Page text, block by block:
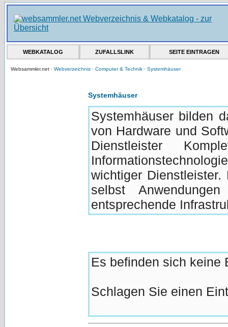
WEBKATALOG ZUFALLSLINK SEITE EINTRAGEN
Websammler.net · Webverzeichnis · Computer & Technik · Systemhäuser
Systemhäuser
Systemhäuser bilden
von Hardware und
Dienstleister
wichtiger
selbst
entsprechende
Es befinden sich keine
Schlagen Sie einen